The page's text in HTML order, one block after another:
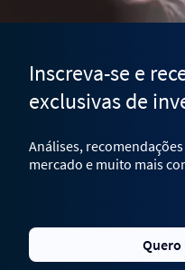
Inscreva-se e
exclusivas de
Análises,
mercado e muito mais
Quero